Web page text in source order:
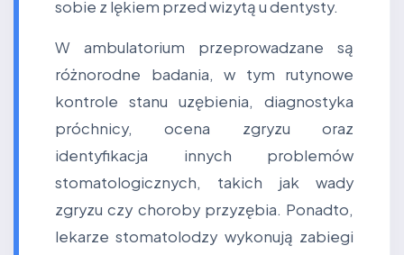
sobie z lękiem przed wizytą u dentysty.
W ambulatorium przeprowadzane są
różnorodne badania, w tym rutynowe
kontrole stanu uzębienia, diagnostyka
próchnicy, ocena zgryzu oraz
identyfikacja innych problemów
stomatologicznych, takich jak wady
zgryzu czy choroby przyzębia. Ponadto,
lekarze stomatolodzy wykonują zabiegi